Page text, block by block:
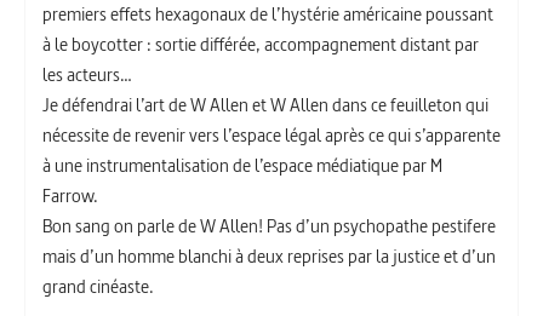
premiers effets hexagonaux de l’hystérie américaine poussant
à le boycotter : sortie différée, accompagnement distant par
les acteurs…
Je défendrai l’art de W Allen et W Allen dans ce feuilleton qui
nécessite de revenir vers l’espace légal après ce qui s’apparente
à une instrumentalisation de l’espace médiatique par M
Farrow.
Bon sang on parle de W Allen! Pas d’un psychopathe pestifere
mais d’un homme blanchi à deux reprises par la justice et d’un
grand cinéaste.